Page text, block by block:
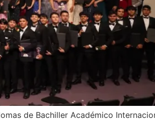
de Bachiller Académico